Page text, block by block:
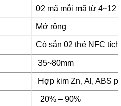
02 mã mỗi mã từ 4~12
Mở rộng
Có sẵn 02 thẻ NFC
35~80mm
Hợp kim Zn, Al, ABS
20% – 90%